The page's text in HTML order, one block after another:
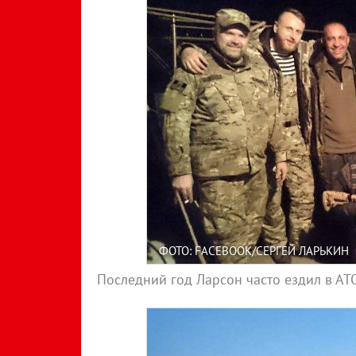
ФОТО: FACEBOOK/СЕРГЕЙ ЛАРЬКИН
Последний год Ларсон часто ездил в